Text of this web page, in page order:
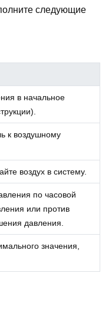
следующие
в начальное
к воздушному
воздух в систему.
по часовой
или против
давления.
значения,